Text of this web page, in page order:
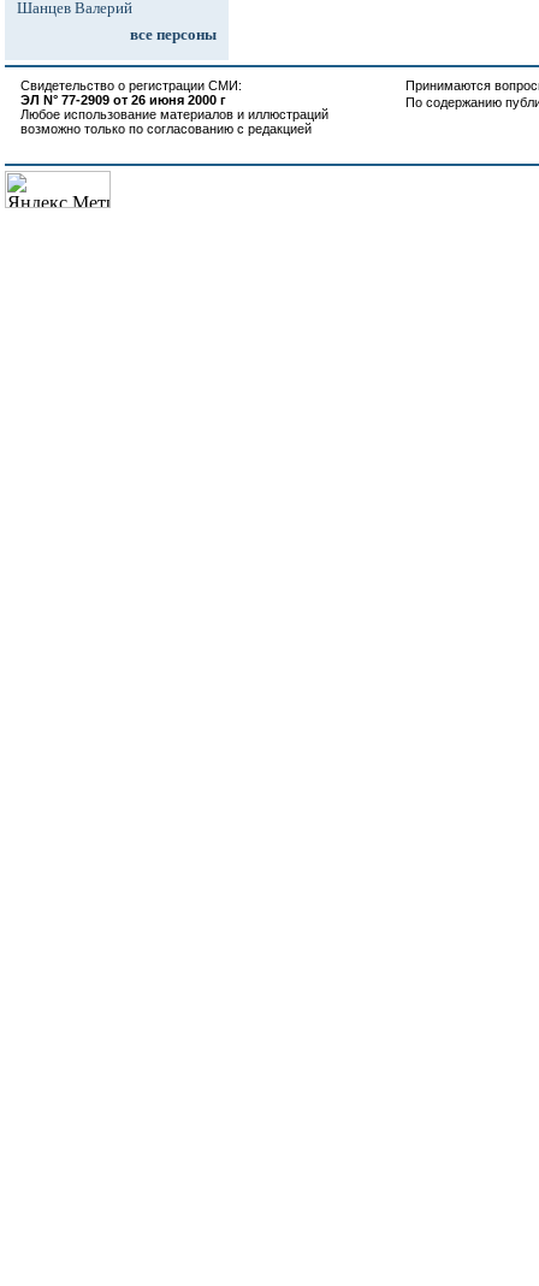
Шанцев Валерий
все персоны
Свидетельство о регистрации СМИ:
ЭЛ N° 77-2909 от 26 июня 2000 г
Любое использование материалов и иллюстраций
возможно только по согласованию с редакцией
Принимаются
По содержанию